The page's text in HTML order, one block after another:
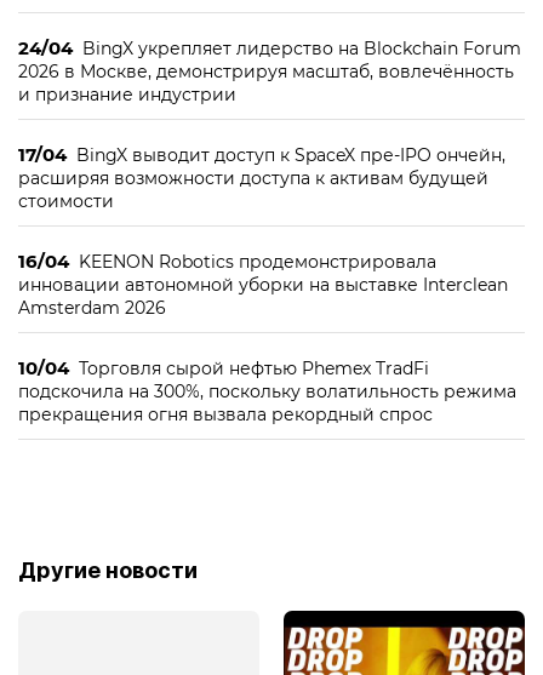
24/04 BingX укрепляет лидерство на Blockchain Forum
2026 в Москве, демонстрируя масштаб, вовлечённость
и признание индустрии
17/04 BingX выводит доступ к SpaceX пре-IPO ончейн,
расширяя возможности доступа к активам будущей
стоимости
16/04 KEENON Robotics продемонстрировала
инновации автономной уборки на выставке Interclean
Amsterdam 2026
10/04 Торговля сырой нефтью Phemex TradFi
подскочила на 300%, поскольку волатильность режима
прекращения огня вызвала рекордный спрос
Другие новости